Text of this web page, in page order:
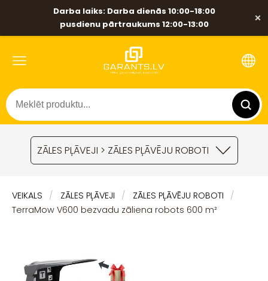
Darba laiks: Darba dienās 10:00-18:00
pusdienu pārtraukums 12:00-13:00
×
ZĀLES PĻĀVEJI > ZĀLES PĻĀVĒJU ROBOTI
VEIKALS ZĀLES PĻĀVEJI
ZĀLES PĻĀVĒJU ROBOTI
TerraMow V600 bezvadu zāliena robots 600 m²